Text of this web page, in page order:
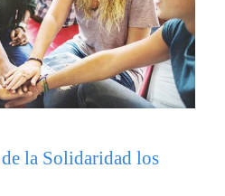
la Solidaridad los